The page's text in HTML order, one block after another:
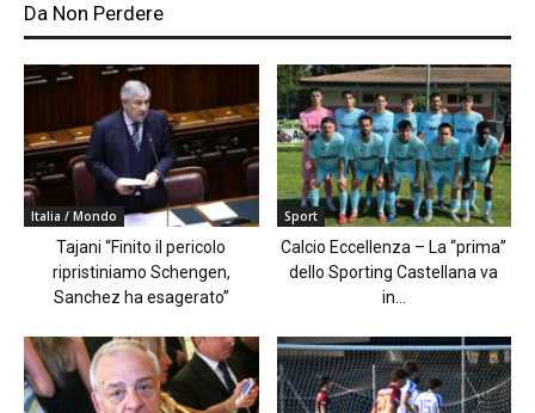
Da Non Perdere
Italia / Mondo
Tajani “Finito il pericolo
ripristiniamo Schengen,
Sanchez ha esagerato”
Sport
Calcio Eccellenza – La “prima”
dello Sporting Castellana va
in...